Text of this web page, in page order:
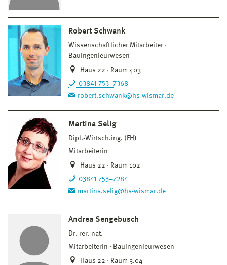
Robert Schwank
Wissenschaftlicher Mitarbeiter
Bauingenieurwesen
Haus 22 · Raum 403
03841 753–7368
robert.schwank@hs-wismar.de
Martina Selig
Dipl.-Wirtsch.ing. (FH)
Mitarbeiterin
Haus 22 · Raum 102
03841 753–7284
martina.selig@hs-wismar.de
Andrea Sengebusch
Dr. rer. nat.
Mitarbeiterin
Bauingenieurwesen
Haus 22 · Raum 3.04